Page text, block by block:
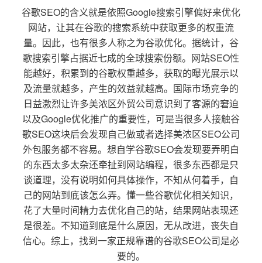
谷歌SEO的含义就是依照Google搜索引擎偏好来优化
网站，让其在谷歌的搜索系统中获取更多的权重流
量。因此，也有很多人称之为谷歌优化。据统计，谷
歌搜索引擎占据近七成的全球搜索份额。网站SEO性
能越好，积累到的谷歌权重越多，获取的曝光展示以
及流量就越多，产生的效益就越高。国际市场竞争的
日益激烈让许多美浓区外贸公司意识到了客源的窘迫
以及Google优化推广的重要性，可是当很多人接触谷
歌SEO这块后会发现自己做或者选择美浓区SEO公司
外包服务都不容易。想自学谷歌SEO会发现要弄明白
的东西太多太杂还牵扯到网站编程，很多东西都是只
谈道理，没有说明如何具体操作，不知从何着手，自
己的网站到底该怎么弄。懂一些谷歌优化相关知识，
花了大量时间精力去优化自己的站，结果网站表现还
是很差。不知道到底是什么原因，无从改进，丧失自
信心。综上，找到一家正规靠谱的谷歌SEO公司是必
要的。